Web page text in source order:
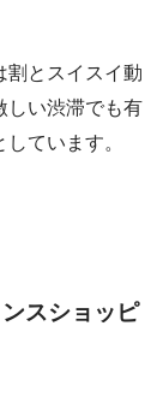
割とスイスイ動
しい渋滞でも有
ています。
スショッピ